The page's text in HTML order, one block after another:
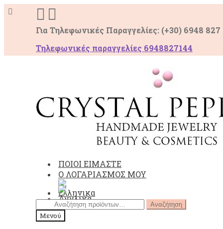
Για Τηλεφωνικές Παραγγελίες: (+30) 6948
Τηλεφωνικές παραγγελίες 6948827144
πλοήγηση
ΠΟΙΟΙ ΕΙΜΑΣΤΕ
Ο ΛΟΓΑΡΙΑΣΜΟΣ ΜΟΥ
Αναζήτηση
για:
Αναζήτηση
Μενού